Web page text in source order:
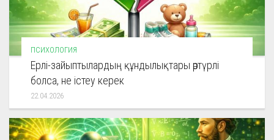
ПСИХОЛОГИЯ
Ерлі-зайыптылардың құндылықтары әртүрлі
болса, не істеу керек
22.04.2026